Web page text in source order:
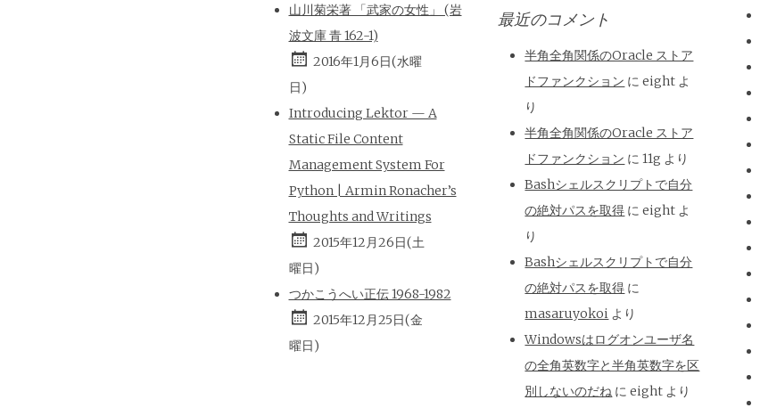
山川菊栄著 「武家の女性」 (岩
波文庫 青 162-1)
2016年1月6日(水曜
日)
Introducing Lektor — A
Static File Content
Management System For
Python | Armin Ronacher’s
Thoughts and Writings
2015年12月26日(土
曜日)
つかこうへい正伝 1968-1982
2015年12月25日(金
曜日)
最近のコメント
半角全角関係のOracle ストア
ドファンクション にeight よ
り
半角全角関係のOracle ストア
ドファンクション に11g より
Bashシェルスクリプトで自分
の絶対パスを取得 にeight よ
り
Bashシェルスクリプトで自分
の絶対パスを取得 に
masaruyokoi より
Windowsはログオンユーザ名
の全角英数字と半角英数字を区
別しないのだね にeight より